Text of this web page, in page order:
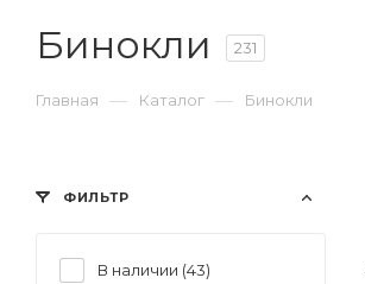
Бинокли 231
Главная — Каталог — Бинокли
ФИЛЬТР
В наличии (43)